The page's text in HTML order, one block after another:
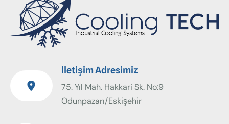
İletişim Adresimiz
75. Yıl Mah. Hakkari Sk. No:9
Odunpazarı/Eskişehir